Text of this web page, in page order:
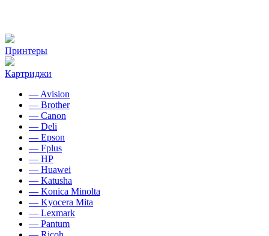
Принтеры
Картриджи
— Avision
— Brother
— Canon
— Deli
— Epson
— Fplus
— HP
— Huawei
— Katusha
— Konica Minolta
— Kyocera Mita
— Lexmark
— Pantum